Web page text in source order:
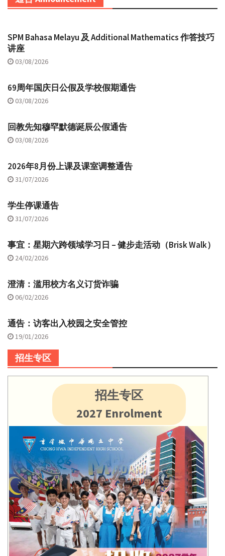
SPM Bahasa Melayu 及 Additional Mathematics 作答技巧
讲座
03/08/2026
69周年国庆日公假及学校假期通告
03/08/2026
回教先知穆罕默德诞辰公假通告
03/08/2026
2026年8月份上课及课室调整通告
31/07/2026
学生停课通告
31/07/2026
事宜：星期六跨领域学习日 – 健步走活动（Brisk Walk）
24/02/2026
澄清：滥用校方名义订货诈骗
06/02/2026
通告：访客出入校园之安全管控
19/01/2026
招生专区
招生专区
2027 Enrolment